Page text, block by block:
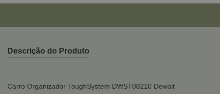
Descrição do Produto
Carro Organizador ToughSystem DWST08210 Dewalt